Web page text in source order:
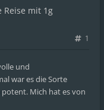
Reise mit 1g
1
und
war es die Sorte
potent. Mich hat es von